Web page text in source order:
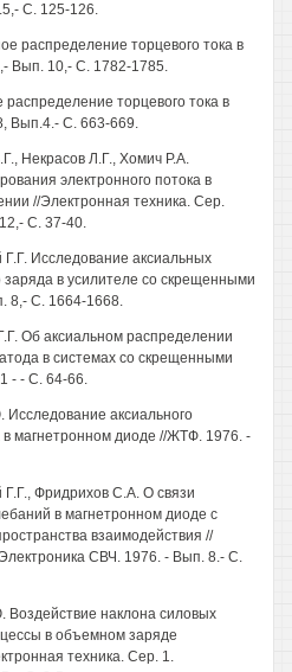
С. 125-126.
распределение торцевого тока в
Вып. 10,- С. 1782-1785.
торцевого тока в
Вып.4.- С. 663-669.
Некрасов Л.Г., Хомич Р.А.
электронного потока в
//Электронная техника. Сер.
С. 37-40.
Исследование аксиальных
заряда в усилителе со скрещенными
8,- С. 1664-1668.
Об аксиальном распределении
в системах со скрещенными
- - С. 64-66.
аксиального
в магнетронном диоде //ЖТФ. 1976. -
Фридрихов С.А. О связи
в магнетронном диоде с
взаимодействия //
СВЧ. 1976. - Вып. 8.- С.
наклона силовых
в объемном заряде
техника. Сер. 1.